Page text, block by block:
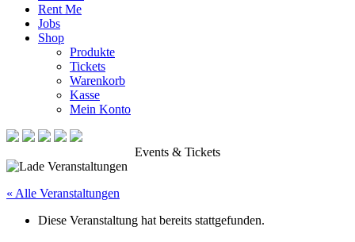
Rent Me
Jobs
Shop
Produkte
Tickets
Warenkorb
Kasse
Mein Konto
Events & Tickets
« Alle Veranstaltungen
Diese Veranstaltung hat bereits stattgefunden.